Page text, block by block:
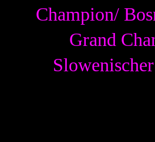
Champion/
Grand